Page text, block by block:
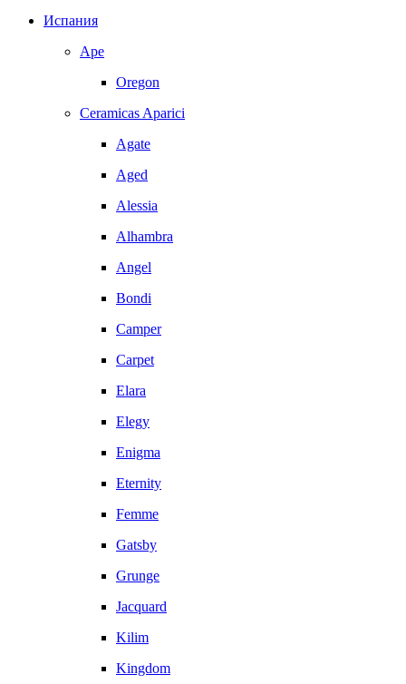
Испания
Ape
Oregon
Ceramicas Aparici
Agate
Aged
Alessia
Alhambra
Angel
Bondi
Camper
Carpet
Elara
Elegy
Enigma
Eternity
Femme
Gatsby
Grunge
Jacquard
Kilim
Kingdom